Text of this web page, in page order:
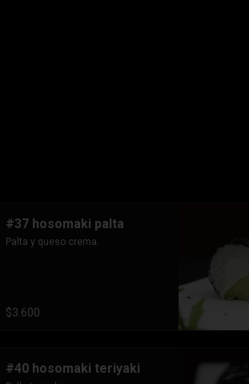
#37 hosomaki palta
Palta y queso crema.
$3.600
#40 hosomaki teriyaki